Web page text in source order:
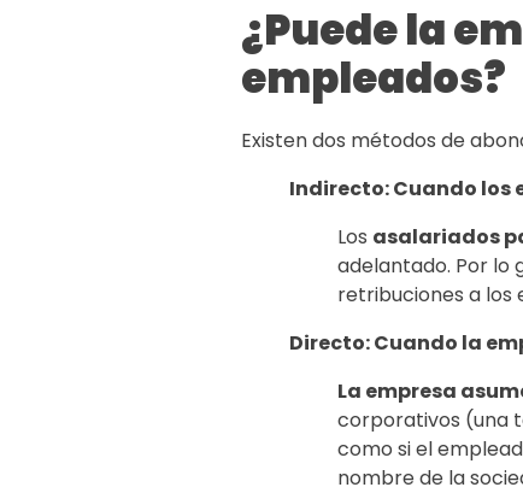
¿Puede la
empleados?
Existen dos métodos de
Indirecto: Cuando los
Los asalariados
adelantado. Por lo
retribuciones a los
Directo: Cuando la
La empresa
corporativos (una
como si el
nombre de la